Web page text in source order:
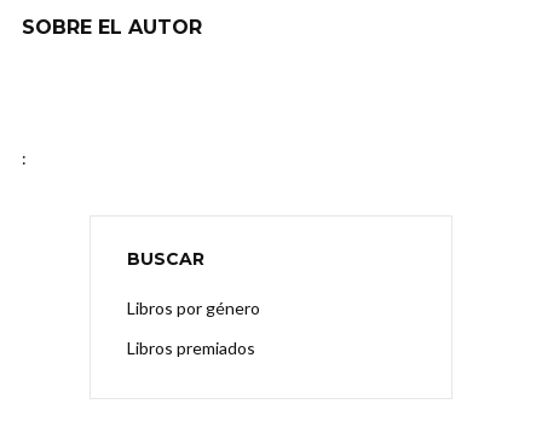
SOBRE EL AUTOR
:
BUSCAR
Libros por género
Libros premiados